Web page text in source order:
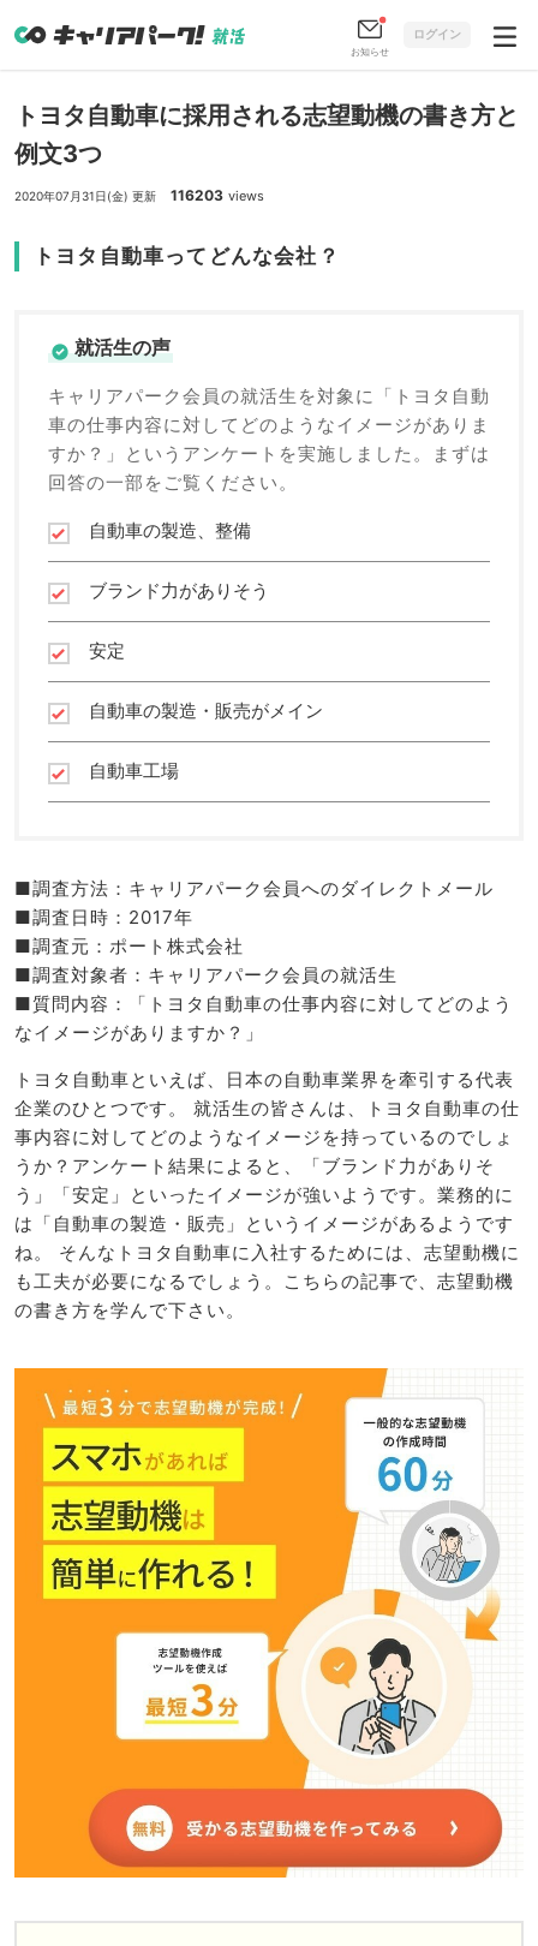
お知らせ
ログイン
トヨタ自動車に採用される志望動機の書き方と
例文3つ
2020年07月31日(金) 更新 116203 views
トヨタ自動車ってどんな会社？
就活生の声
キャリアパーク会員の就活生を対象に「トヨタ自動
車の仕事内容に対してどのようなイメージがありま
すか？」というアンケートを実施しました。まずは
回答の一部をご覧ください。
自動車の製造、整備
ブランド力がありそう
安定
自動車の製造・販売がメイン
自動車工場
■調査方法：キャリアパーク会員へのダイレクトメール
■調査日時：2017年
■調査元：ポート株式会社
■調査対象者：キャリアパーク会員の就活生
■質問内容：「トヨタ自動車の仕事内容に対してどのよう
なイメージがありますか？」
トヨタ自動車といえば、日本の自動車業界を牽引する代表
企業のひとつです。 就活生の皆さんは、トヨタ自動車の仕
事内容に対してどのようなイメージを持っているのでしょ
うか？アンケート結果によると、「ブランド力がありそ
う」「安定」といったイメージが強いようです。業務的に
は「自動車の製造・販売」というイメージがあるようです
ね。 そんなトヨタ自動車に入社するためには、志望動機に
も工夫が必要になるでしょう。こちらの記事で、志望動機
の書き方を学んで下さい。